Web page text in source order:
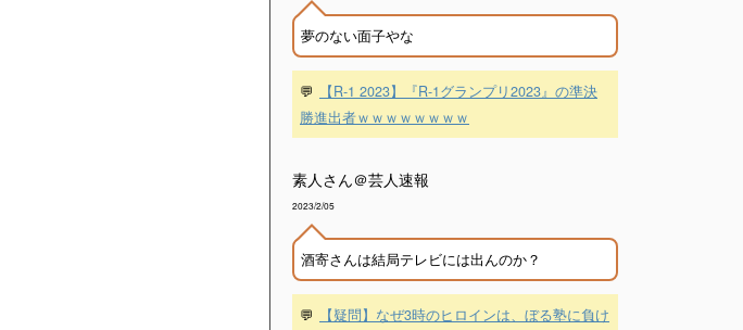
夢のない面子やな
💬
【R-1 2023】『R-1グランプリ2023』の準決
勝進出者ｗｗｗｗｗｗｗｗ
素人さん＠芸人速報
2023/2/05
酒寄さんは結局テレビには出んのか？
💬
【疑問】なぜ3時のヒロインは、ぼる塾に負け